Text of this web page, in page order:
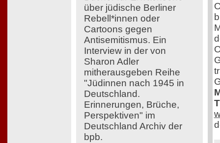
über jüdische Berliner
Rebell*innen oder
Cartoons gegen
Antisemitismus. Ein
Interview in der von
Sharon Adler
mitherausgeben Reihe
"Jüdinnen nach 1945 in
Deutschland.
Erinnerungen, Brüche,
Perspektiven" im
Deutschland Archiv der
bpb.